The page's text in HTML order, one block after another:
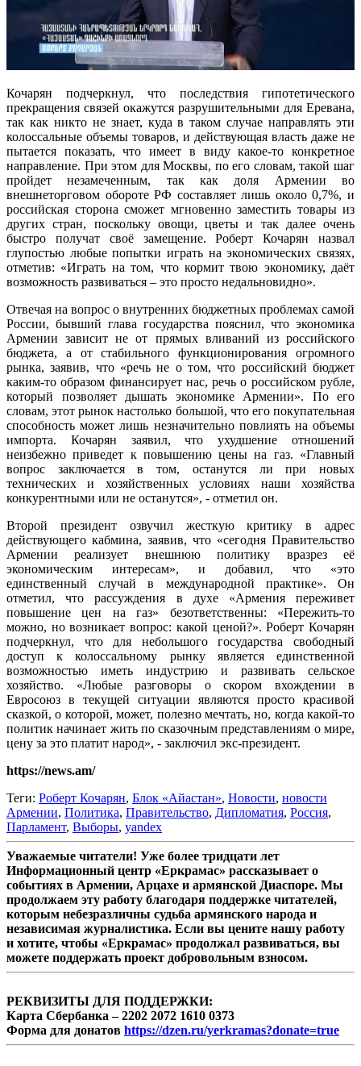
Кочарян подчеркнул, что последствия гипотетического
прекращения связей окажутся разрушительными для Еревана,
так как никто не знает, куда в таком случае направлять эти
колоссальные объемы товаров, и действующая власть даже не
пытается показать, что имеет в виду какое-то конкретное
направление. При этом для Москвы, по его словам, такой шаг
пройдет незамеченным, так как доля Армении во
внешнеторговом обороте РФ составляет лишь около 0,7%, и
российская сторона сможет мгновенно заместить товары из
других стран, поскольку овощи, цветы и так далее очень
быстро получат своё замещение. Роберт Кочарян назвал
глупостью любые попытки играть на экономических связях,
отметив: «Играть на том, что кормит твою экономику, даёт
возможность развиваться – это просто недальновидно».
Отвечая на вопрос о внутренних бюджетных проблемах самой
России, бывший глава государства пояснил, что экономика
Армении зависит не от прямых вливаний из российского
бюджета, а от стабильного функционирования огромного
рынка, заявив, что «речь не о том, что российский бюджет
каким-то образом финансирует нас, речь о российском рубле,
который позволяет дышать экономике Армении». По его
словам, этот рынок настолько большой, что его покупательная
способность может лишь незначительно повлиять на объемы
импорта. Кочарян заявил, что ухудшение отношений
неизбежно приведет к повышению цены на газ. «Главный
вопрос заключается в том, останутся ли при новых
технических и хозяйственных условиях наши хозяйства
конкурентными или не останутся», - отметил он.
Второй президент озвучил жесткую критику в адрес
действующего кабмина, заявив, что «сегодня Правительство
Армении реализует внешнюю политику вразрез её
экономическим интересам», и добавил, что «это
единственный случай в международной практике». Он
отметил, что рассуждения в духе «Армения переживет
повышение цен на газ» безответственны: «Пережить-то
можно, но возникает вопрос: какой ценой?». Роберт Кочарян
подчеркнул, что для небольшого государства свободный
доступ к колоссальному рынку является единственной
возможностью иметь индустрию и развивать сельское
хозяйство. «Любые разговоры о скором вхождении в
Евросоюз в текущей ситуации являются просто красивой
сказкой, о которой, может, полезно мечтать, но, когда какой-то
политик начинает жить по сказочным представлениям о мире,
цену за это платит народ», - заключил экс-президент.
https://news.am/
Теги: Роберт Кочарян, Блок «Айастан», Новости, новости
Армении, Политика, Правительство, Дипломатия, Россия,
Парламент, Выборы, yandex
Уважаемые читатели! Уже более тридцати лет
Информационный центр «Еркрамас» рассказывает о
событиях в Армении, Арцахе и армянской Диаспоре. Мы
продолжаем эту работу благодаря поддержке читателей,
которым небезразличны судьба армянского народа и
независимая журналистика. Если вы цените нашу работу
и хотите, чтобы «Еркрамас» продолжал развиваться, вы
можете поддержать проект добровольным взносом.
РЕКВИЗИТЫ ДЛЯ ПОДДЕРЖКИ:
Карта Сбербанка – 2202 2072 1610 0373
Форма для донатов https://dzen.ru/yerkramas?donate=true